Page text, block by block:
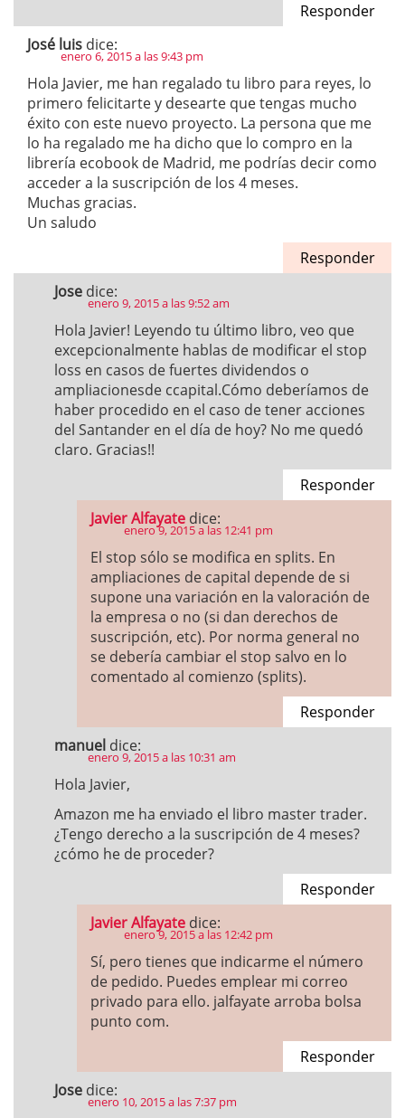
Responder
José luis dice:
enero 6, 2015 a las 9:43 pm
Hola Javier, me han regalado tu libro para reyes, lo
primero felicitarte y desearte que tengas mucho
éxito con este nuevo proyecto. La persona que me
lo ha regalado me ha dicho que lo compro en la
librería ecobook de Madrid, me podrías decir como
acceder a la suscripción de los 4 meses.
Muchas gracias.
Un saludo
Responder
Jose dice:
enero 9, 2015 a las 9:52 am
Hola Javier! Leyendo tu último libro, veo que
excepcionalmente hablas de modificar el stop
loss en casos de fuertes dividendos o
ampliacionesde ccapital.Cómo deberíamos de
haber procedido en el caso de tener acciones
del Santander en el día de hoy? No me quedó
claro. Gracias!!
Responder
Javier Alfayate dice:
enero 9, 2015 a las 12:41 pm
El stop sólo se modifica en splits. En
ampliaciones de capital depende de si
supone una variación en la valoración de
la empresa o no (si dan derechos de
suscripción, etc). Por norma general no
se debería cambiar el stop salvo en lo
comentado al comienzo (splits).
Responder
manuel dice:
enero 9, 2015 a las 10:31 am
Hola Javier,
Amazon me ha enviado el libro master trader.
¿Tengo derecho a la suscripción de 4 meses?
¿cómo he de proceder?
Responder
Javier Alfayate dice:
enero 9, 2015 a las 12:42 pm
Sí, pero tienes que indicarme el número
de pedido. Puedes emplear mi correo
privado para ello. jalfayate arroba bolsa
punto com.
Responder
Jose dice:
enero 10, 2015 a las 7:37 pm